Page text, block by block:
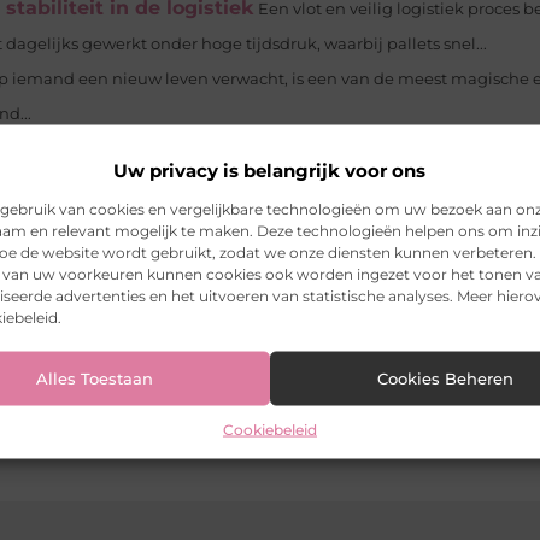
Uw privacy is belangrijk voor ons
van cookies en vergelijkbare technologieën om uw bezoek aan
en relevant mogelijk te maken. Deze technologieën helpen ons om
de website wordt gebruikt, zodat we onze diensten kunnen verbeteren.
uw voorkeuren kunnen cookies ook worden ingezet voor het tonen
advertenties en het uitvoeren van statistische analyses. Meer
Alles Toestaan Cookies Beheren
Cookiebeleid
stabiliteit in de logistiek Een vlot en veilig logistiek proces
gewerkt onder hoge tijdsdruk, waarbij pallets snel...
iemand een nieuw leven verwacht, is een van de meest magische
mooie stijltang en krultang voor...
Drie tips Ben jij student aan een MBO-, HBO- of universitaire
bepaald bedrijf in de keuken...
Bent u op zoek naar een betrouwbare en flexibele optie om een
u niet verder...
op kantoor